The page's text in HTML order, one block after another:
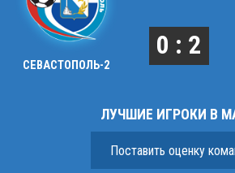
СЕВАСТОПОЛЬ-2
0 : 2
ЛУЧШИЕ ИГРОКИ В
Поставить оценку